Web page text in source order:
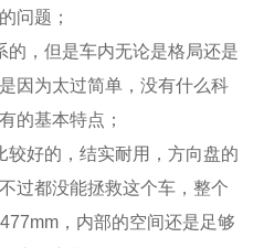
问题；
的，但是车内无论是格局还是
因为太过简单，没有什么科
的基本特点；
较好的，结实耐用，方向盘的
过都没能拯救这个车，整个
，内部的空间还是足够